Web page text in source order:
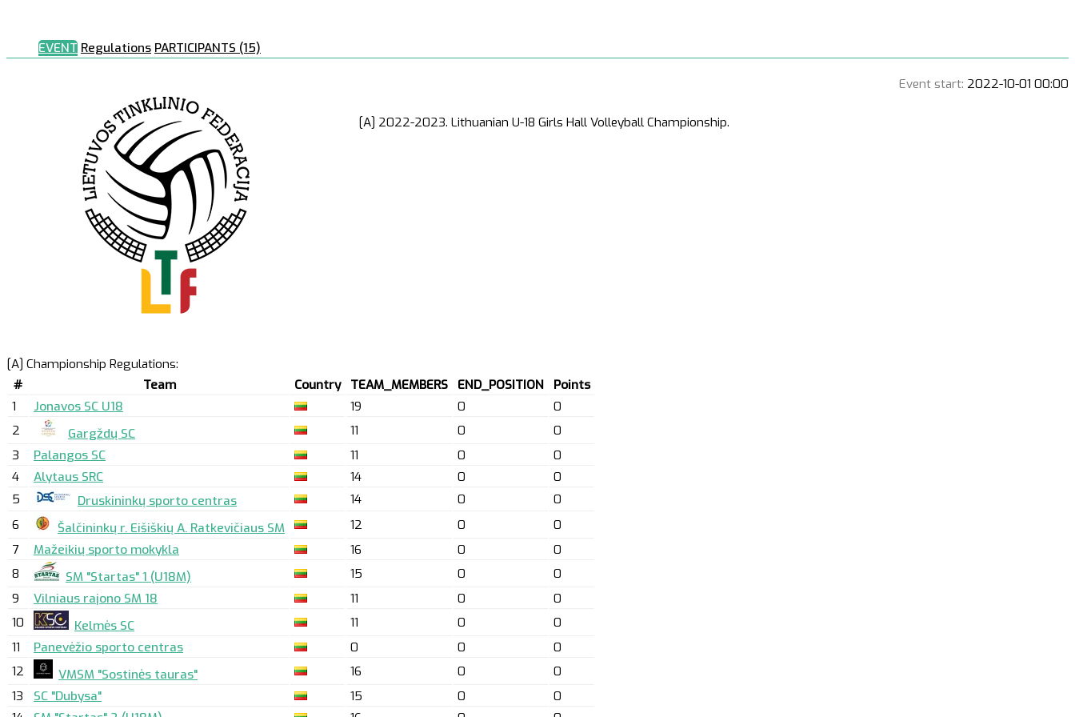
EVENT Regulations PARTICIPANTS (15)
Event start: 2022-10-01 00:00
[A] 2022-2023. Lithuanian U-18 Girls Hall Volleyball Championship.
[A] Championship Regulations:
#
Team Country TEAM_MEMBERS END_POSITION
Points
1
Jonavos SC U18 19 0
0
2
Gargždų SC 11 0
0
3
Palangos SC 11 0
0
4
Alytaus SRC 14 0
0
5
Druskininkų sporto centras 14 0
0
6
Šalčininkų r. Eišiškių A. Ratkevičiaus SM 12 0
0
7
Mažeikių sporto mokykla 16 0
0
8
SM "Startas" 1 (U18M) 15 0
0
9
Vilniaus rajono SM 18 11 0
0
10
Kelmės SC 11 0
0
11
Panevėžio sporto centras 0 0
0
12
VMSM "Sostinės tauras" 16 0
0
13
SC "Dubysa" 15 0
0